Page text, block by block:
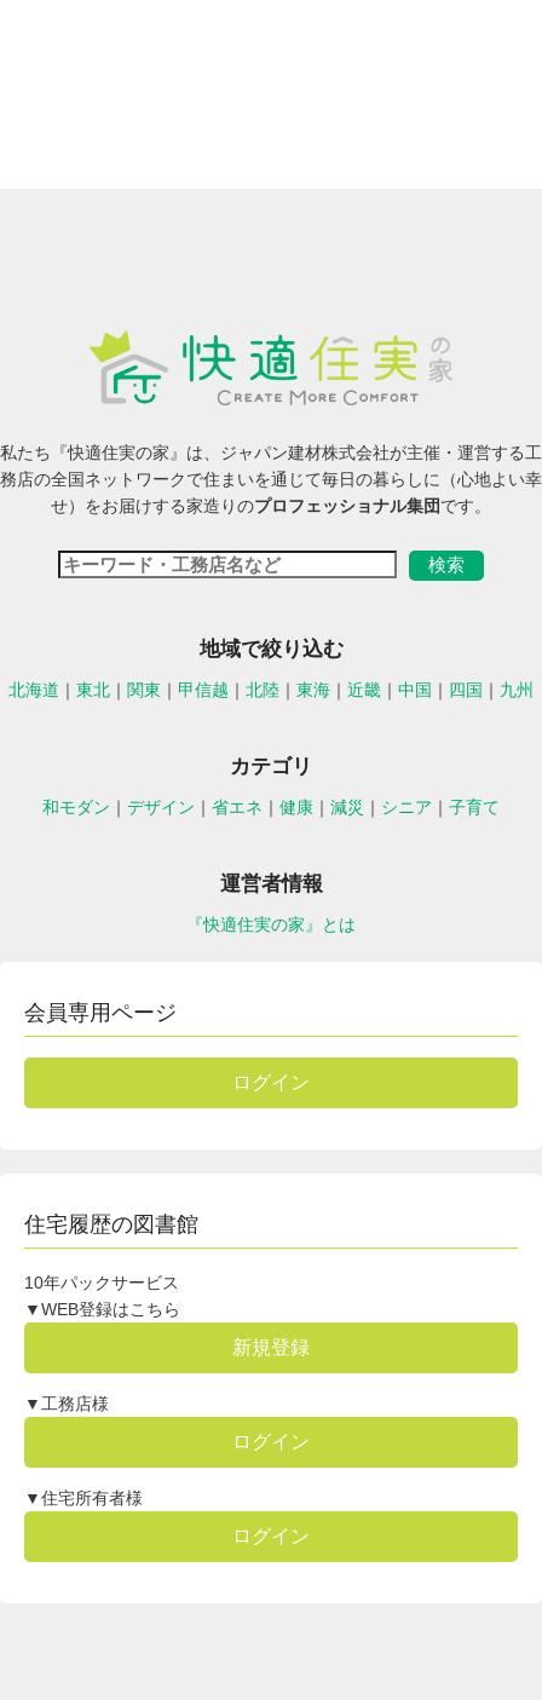
私たち『快適住実の家』は、ジャパン建材株式会社が主催・運営する工
務店の全国ネットワークで住まいを通じて毎日の暮らしに（心地よい幸
せ）をお届けする家造りのプロフェッショナル集団です。
地域で絞り込む
北海道 ｜ 東北 ｜ 関東 ｜ 甲信越 ｜ 北陸 ｜ 東海 ｜ 近畿 ｜ 中国 ｜ 四国 ｜ 九州
カテゴリ
和モダン ｜ デザイン ｜ 省エネ ｜ 健康 ｜ 減災 ｜ シニア ｜ 子育て
運営者情報
『快適住実の家』とは
会員専用ページ
ログイン
住宅履歴の図書館
10年パックサービス
▼WEB登録はこちら
新規登録
▼工務店様
ログイン
▼住宅所有者様
ログイン